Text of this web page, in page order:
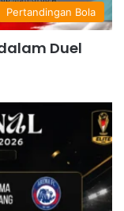
Pertandingan Bola
Duel